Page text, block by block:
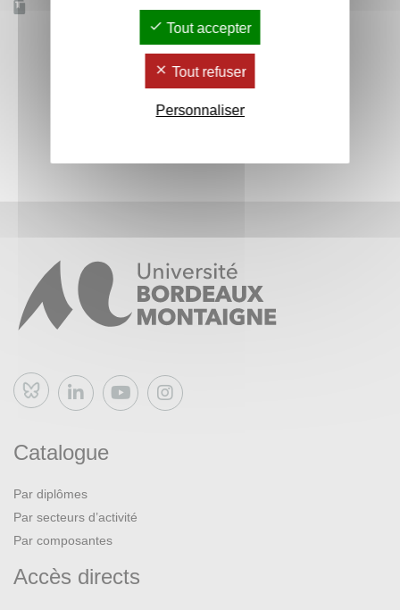
Accessible à distance Non
Bluesky
Catalogue
Par diplômes
Par secteurs d’activité
Par composantes
Accès directs
Tout accepter
Tout refuser
Personnaliser